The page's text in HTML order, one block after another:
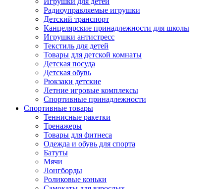
Радиоуправляемые игрушки
Детский транспорт
Канцелярские принадлежности для школы
Игрушки антистресс
Текстиль для детей
Товары для детской комнаты
Детская посуда
Детская обувь
Рюкзаки детские
Летние игровые комплексы
Спортивные принадлежности
Спортивные товары
Теннисные ракетки
Тренажеры
Товары для фитнеса
Одежда и обувь для спорта
Батуты
Мячи
Лонгборды
Роликовые коньки